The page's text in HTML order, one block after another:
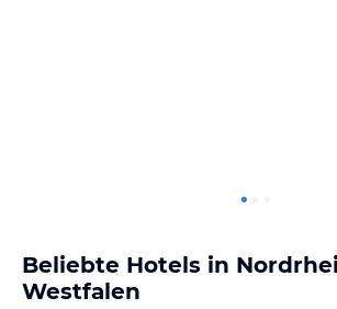
Beliebte Hotels in
Westfalen